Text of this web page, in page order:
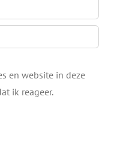
en website in deze
ik reageer.